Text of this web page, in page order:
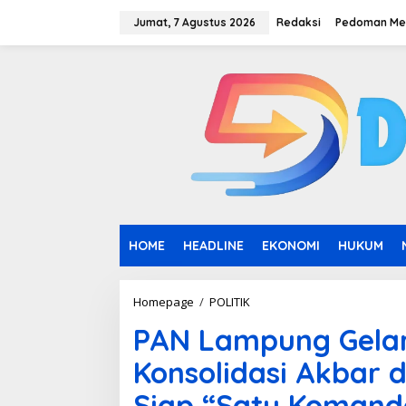
Jumat, 7 Agustus 2026 Redaksi Pedoman
HOME HEADLINE EKONOMI HUKUM
Homepage / POLITIK
N
L
a
m
p
PAN Lampung
Konsolidasi Akbar